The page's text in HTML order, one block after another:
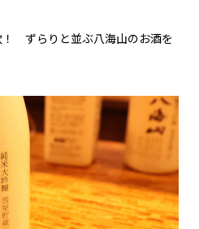
！ ずらりと並ぶ八海山のお酒を